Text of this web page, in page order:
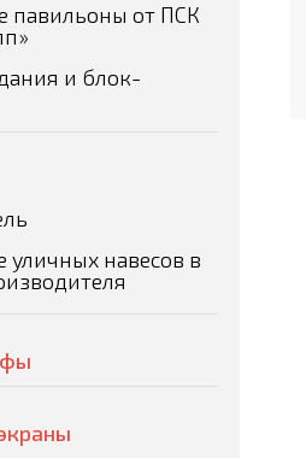
павильоны от ПСК
и блок-
уличных навесов в